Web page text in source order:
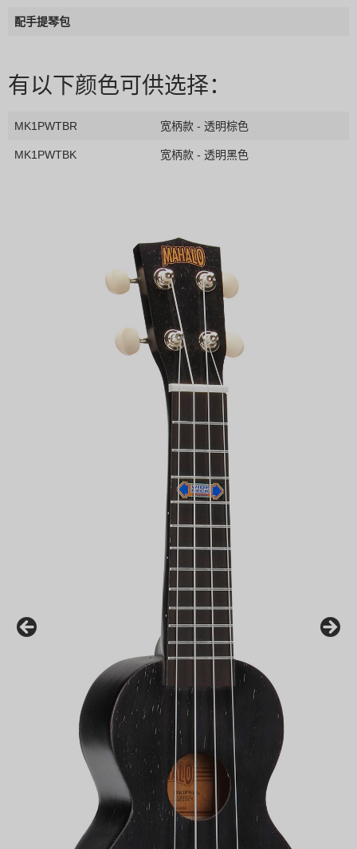
配手提琴包
有以下颜色可供选择：
MK1PWTBR 宽柄款 - 透明棕色
MK1PWTBK 宽柄款 - 透明黑色